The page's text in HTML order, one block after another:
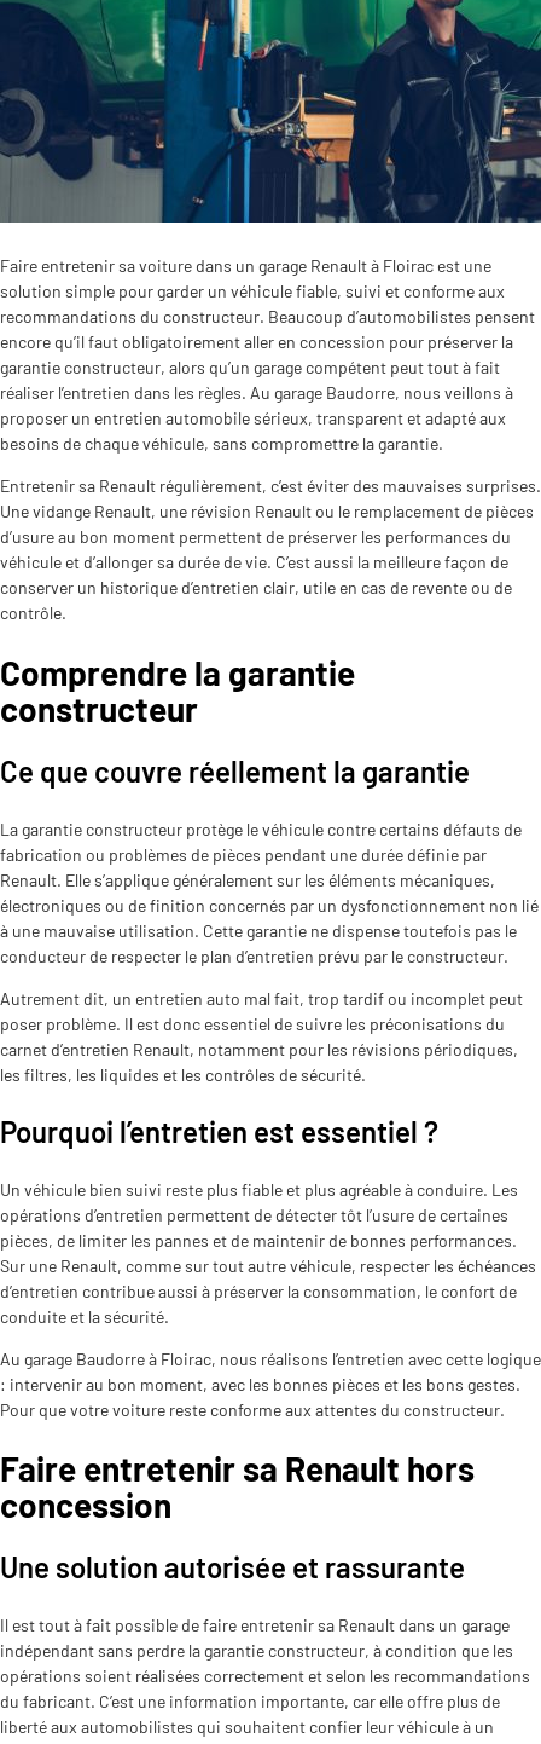
Faire entretenir sa voiture dans un garage Renault à Floirac est une
solution simple pour garder un véhicule fiable, suivi et conforme aux
recommandations du constructeur. Beaucoup d’automobilistes pensent
encore qu’il faut obligatoirement aller en concession pour préserver la
garantie constructeur, alors qu’un garage compétent peut tout à fait
réaliser l’entretien dans les règles. Au garage Baudorre, nous veillons à
proposer un entretien automobile sérieux, transparent et adapté aux
besoins de chaque véhicule, sans compromettre la garantie.
Entretenir sa Renault régulièrement, c’est éviter des mauvaises surprises.
Une vidange Renault, une révision Renault ou le remplacement de pièces
d’usure au bon moment permettent de préserver les performances du
véhicule et d’allonger sa durée de vie. C’est aussi la meilleure façon de
conserver un historique d’entretien clair, utile en cas de revente ou de
contrôle.
Comprendre la garantie
constructeur
Ce que couvre réellement la garantie
La garantie constructeur protège le véhicule contre certains défauts de
fabrication ou problèmes de pièces pendant une durée définie par
Renault. Elle s’applique généralement sur les éléments mécaniques,
électroniques ou de finition concernés par un dysfonctionnement non lié
à une mauvaise utilisation. Cette garantie ne dispense toutefois pas le
conducteur de respecter le plan d’entretien prévu par le constructeur.
Autrement dit, un entretien auto mal fait, trop tardif ou incomplet peut
poser problème. Il est donc essentiel de suivre les préconisations du
carnet d’entretien Renault, notamment pour les révisions périodiques,
les filtres, les liquides et les contrôles de sécurité.
Pourquoi l’entretien est essentiel ?
Un véhicule bien suivi reste plus fiable et plus agréable à conduire. Les
opérations d’entretien permettent de détecter tôt l’usure de certaines
pièces, de limiter les pannes et de maintenir de bonnes performances.
Sur une Renault, comme sur tout autre véhicule, respecter les échéances
d’entretien contribue aussi à préserver la consommation, le confort de
conduite et la sécurité.
Au garage Baudorre à Floirac, nous réalisons l’entretien avec cette logique
: intervenir au bon moment, avec les bonnes pièces et les bons gestes.
Pour que votre voiture reste conforme aux attentes du constructeur.
Faire entretenir sa Renault hors
concession
Une solution autorisée et rassurante
Il est tout à fait possible de faire entretenir sa Renault dans un garage
indépendant sans perdre la garantie constructeur, à condition que les
opérations soient réalisées correctement et selon les recommandations
du fabricant. C’est une information importante, car elle offre plus de
liberté aux automobilistes qui souhaitent confier leur véhicule à un